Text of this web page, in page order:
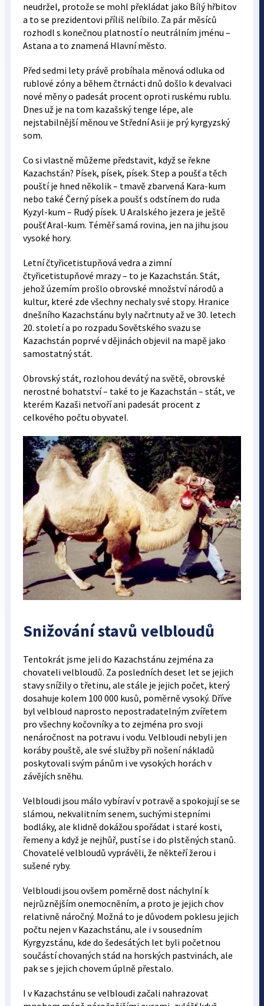
neudržel, protože se mohl překládat jako Bílý hřbitov
a to se prezidentovi příliš nelíbilo. Za pár měsíců
rozhodl s konečnou platností o neutrálním jménu –
Astana a to znamená Hlavní město.
Před sedmi lety právě probíhala měnová odluka od
rublové zóny a během čtrnácti dnů došlo k devalvaci
nové měny o padesát procent oproti ruskému rublu.
Dnes už je na tom kazašský tenge lépe, ale
nejstabilnější měnou ve Střední Asii je prý kyrgyzský
som.
Co si vlastně můžeme představit, když se řekne
Kazachstán? Písek, písek, písek. Step a poušť a těch
pouští je hned několik – tmavě zbarvená Kara-kum
nebo také Černý písek a poušť s odstínem do ruda
Kyzyl-kum – Rudý písek. U Aralského jezera je ještě
poušť Aral-kum. Téměř samá rovina, jen na jihu jsou
vysoké hory.
Letní čtyřicetistupňová vedra a zimní
čtyřicetistupňové mrazy – to je Kazachstán. Stát,
jehož územím prošlo obrovské množství národů a
kultur, které zde všechny nechaly své stopy. Hranice
dnešního Kazachstánu byly načrtnuty až ve 30. letech
20. století a po rozpadu Sovětského svazu se
Kazachstán poprvé v dějinách objevil na mapě jako
samostatný stát.
Obrovský stát, rozlohou devátý na světě, obrovské
nerostné bohatství – také to je Kazachstán – stát, ve
kterém Kazaši netvoří ani padesát procent z
celkového počtu obyvatel.
Snižování stavů velbloudů
Tentokrát jsme jeli do Kazachstánu zejména za
chovateli velbloudů. Za posledních deset let se jejich
stavy snížily o třetinu, ale stále je jejich počet, který
dosahuje kolem 100 000 kusů, poměrně vysoký. Dříve
byl velbloud naprosto nepostradatelným zvířetem
pro všechny kočovníky a to zejména pro svoji
nenáročnost na potravu i vodu. Velbloudi nebyli jen
koráby pouště, ale své služby při nošení nákladů
poskytovali svým pánům i ve vysokých horách v
závějích sněhu.
Velbloudi jsou málo vybíraví v potravě a spokojují se se
slámou, nekvalitním senem, suchými stepními
bodláky, ale klidně dokážou spořádat i staré kosti,
řemeny a když je nejhůř, pustí se i do plstěných stanů.
Chovatelé velbloudů vyprávěli, že někteří žerou i
sušené ryby.
Velbloudi jsou ovšem poměrně dost náchylní k
nejrůznějším onemocněním, a proto je jejich chov
relativně náročný. Možná to je důvodem poklesu jejich
počtu nejen v Kazachstánu, ale i v sousedním
Kyrgyzstánu, kde do šedesátých let byli početnou
součástí chovaných stád na horských pastvinách, ale
pak se s jejich chovem úplně přestalo.
I v Kazachstánu se velbloudi začali nahrazovat